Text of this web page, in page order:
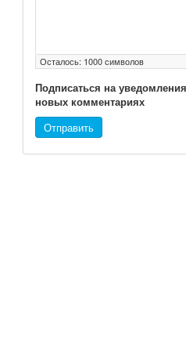
Осталось: 1000символов
Подписаться на
новых комментариях
Отправить